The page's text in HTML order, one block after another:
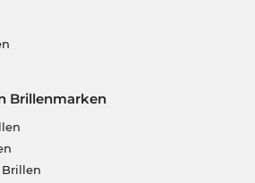
Brillenmarken